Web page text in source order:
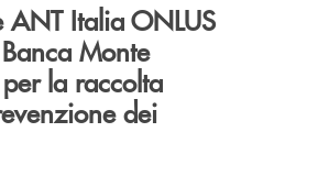
ANT Italia ONLUS
Monte
la raccolta
dei